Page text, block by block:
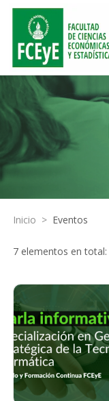
Inicio > Eventos
7 elementos en total: